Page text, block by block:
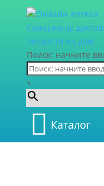
Поиск: начните
×
Каталог